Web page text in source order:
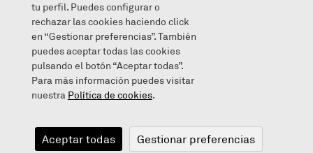
2019/03/05
INAUTERIAK
tu perfil. Puedes configurar o
rechazar las cookies haciendo click
en “Gestionar preferencias”. También
puedes aceptar todas las cookies
pulsando el botón “Aceptar todas”.
Para más información puedes visitar
nuestra Política de cookies.
Aceptar todas Gestionar preferencias